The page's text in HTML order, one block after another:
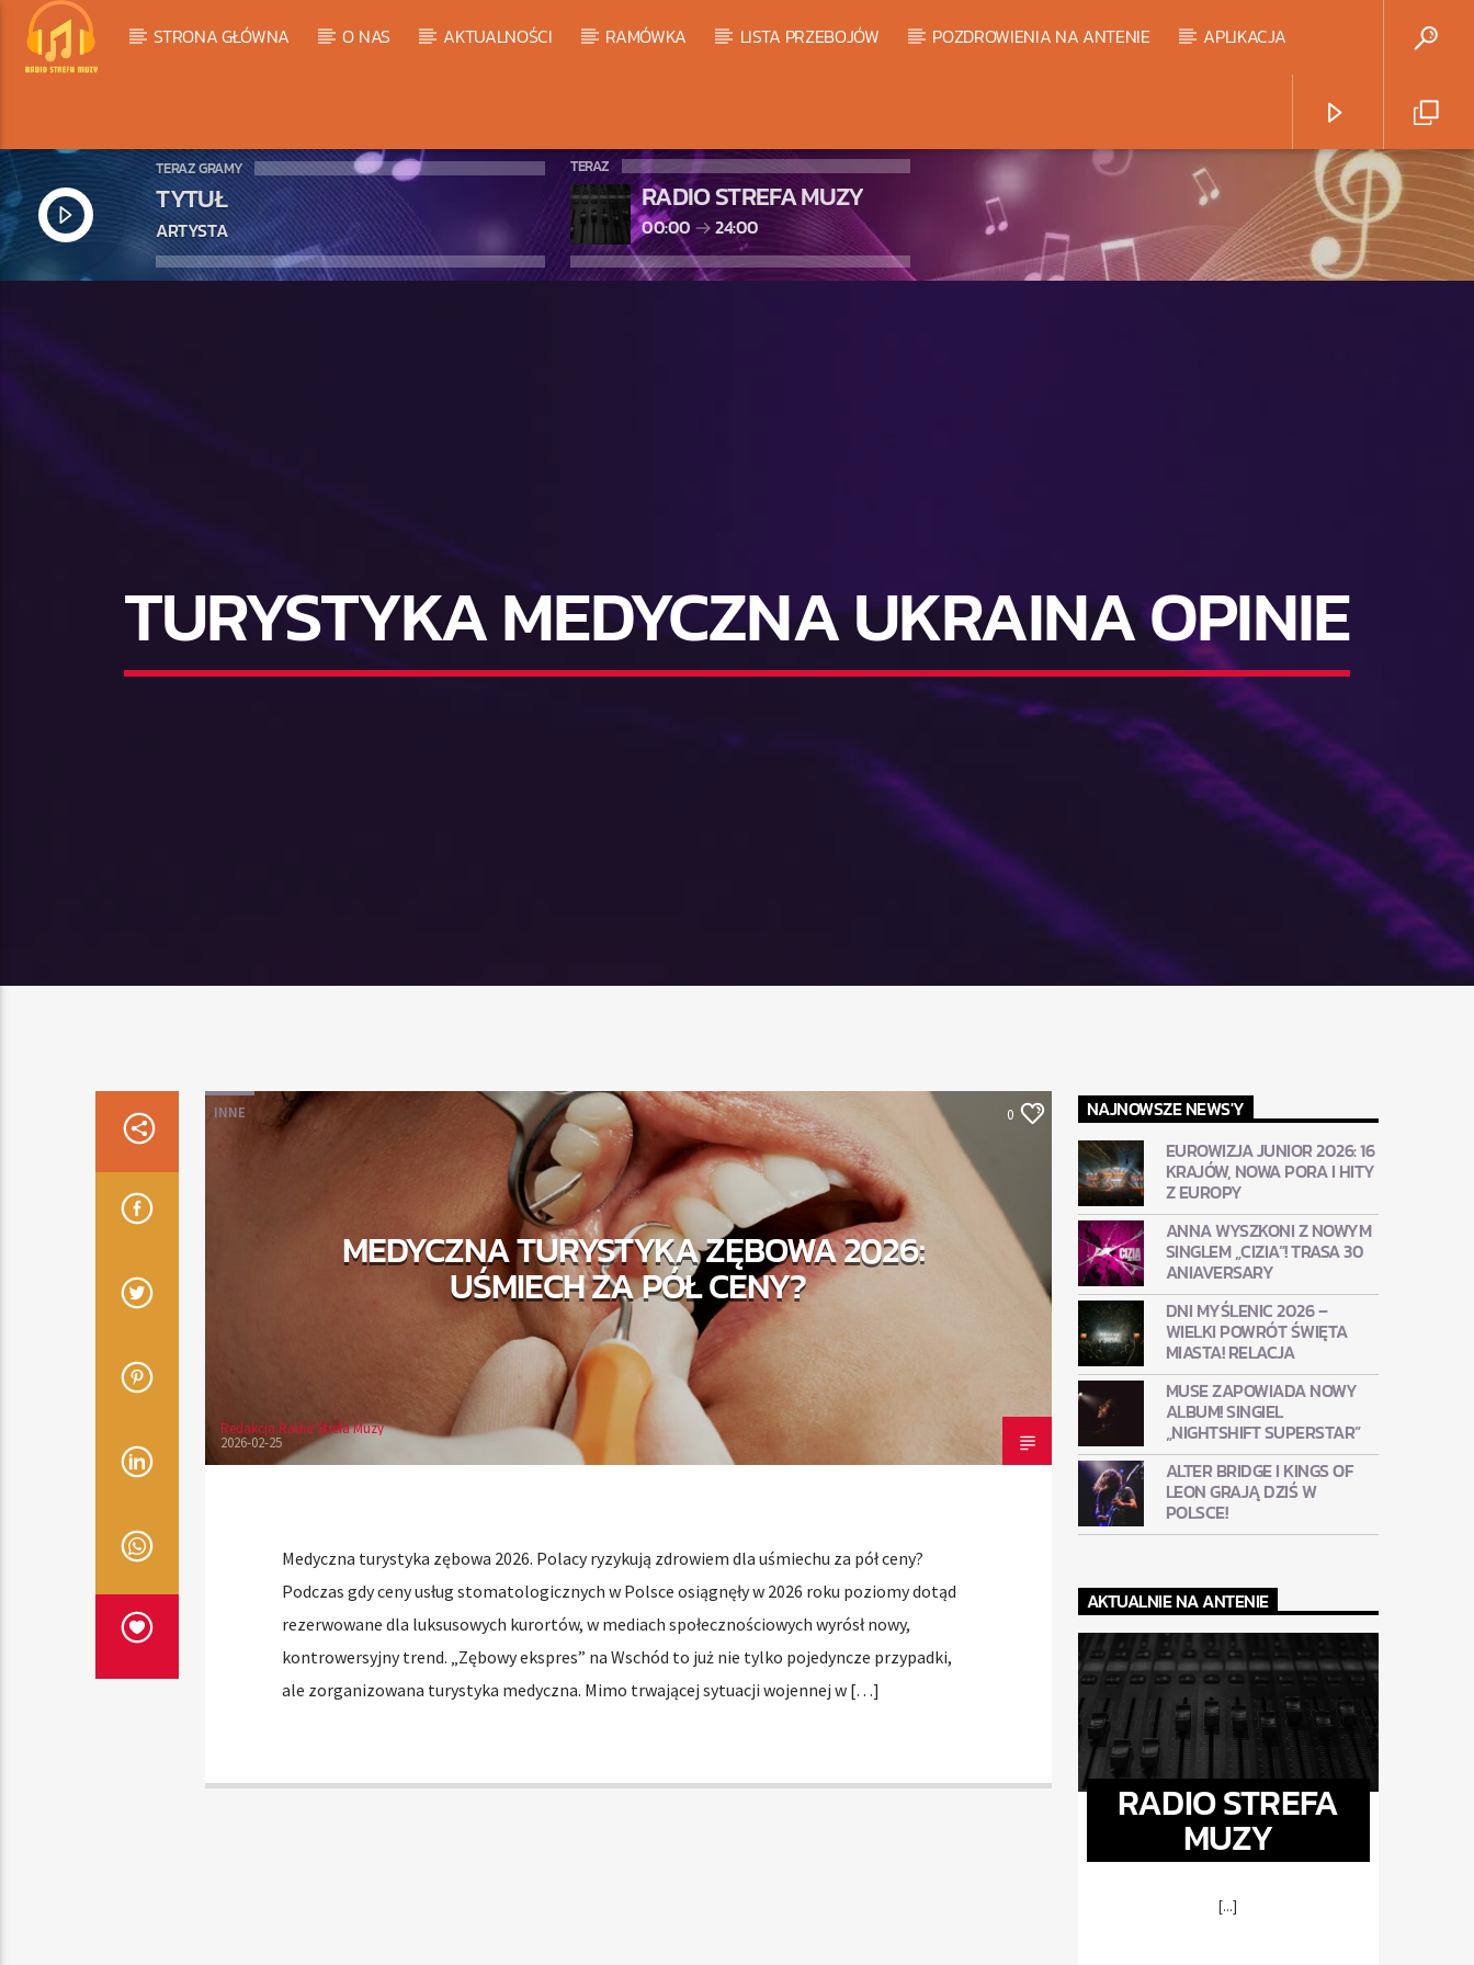
STRONA GŁÓWNA O NAS AKTUALNOŚCI RAMÓWKA LISTA PRZEBOJÓW POZDROWIENIA NA ANTENIE APLIKACJA
TERAZ GRAMY
TYTUŁ
ARTYSTA
TERAZ
RADIO STREFA MUZY
00:00 24:00
TURYSTYKA MEDYCZNA UKRAINA OPINIE
INNE 0
MEDYCZNA TURYSTYKA ZĘBOWA 2026:
UŚMIECH ZA PÓŁ CENY?
Redakcja Radia Strefa Muzy
2026-02-25
Medyczna turystyka zębowa 2026. Polacy ryzykują zdrowiem dla uśmiechu za pół ceny?
Podczas gdy ceny usług stomatologicznych w Polsce osiągnęły w 2026 roku poziomy dotąd
rezerwowane dla luksusowych kurortów, w mediach społecznościowych wyrósł nowy,
kontrowersyjny trend. „Zębowy ekspres” na Wschód to już nie tylko pojedyncze przypadki,
ale zorganizowana turystyka medyczna. Mimo trwającej sytuacji wojennej w […]
NAJNOWSZE NEWS'Y
EUROWIZJA JUNIOR 2026: 16
KRAJÓW, NOWA PORA I HITY
Z EUROPY
ANNA WYSZKONI Z NOWYM
SINGLEM „CIZIA”! TRASA 30
ANIAVERSARY
DNI MYŚLENIC 2026 –
WIELKI POWRÓT ŚWIĘTA
MIASTA! RELACJA
MUSE ZAPOWIADA NOWY
ALBUM! SINGIEL
„NIGHTSHIFT SUPERSTAR”
ALTER BRIDGE I KINGS OF
LEON GRAJĄ DZIŚ W
POLSCE!
AKTUALNIE NA ANTENIE
RADIO STREFA
MUZY
[...]